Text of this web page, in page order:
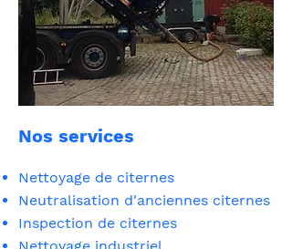
Nos services
Nettoyage de citernes
Neutralisation d'anciennes citernes
Inspection de citernes